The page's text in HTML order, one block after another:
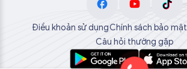
Điều khoản sử dụngChính sách bảo mật
Câu hỏi thường gặp